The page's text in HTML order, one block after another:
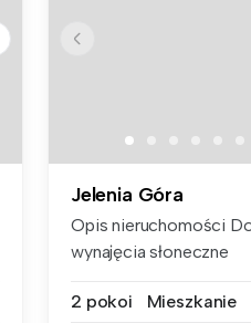
Jelenia Góra
Opis nieruchomości
wynajęcia słoneczne
2 pokoi
Mieszkanie